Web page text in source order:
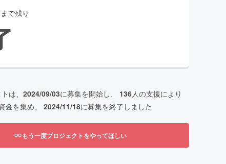
で残り
は、 2024/09/03に募集を開始し、 136人の支援により
金を集め、 2024/11/18に募集を終了しました
もう一度プロジェクトをやってほしい